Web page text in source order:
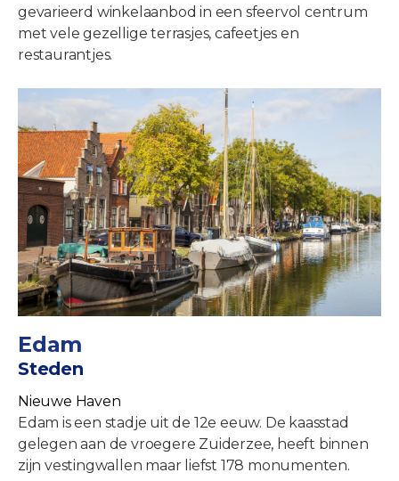
gevarieerd winkelaanbod in een sfeervol centrum
met vele gezellige terrasjes, cafeetjes en
restaurantjes.
Edam
Steden
Nieuwe Haven
Edam is een stadje uit de 12e eeuw. De kaasstad
gelegen aan de vroegere Zuiderzee, heeft binnen
zijn vestingwallen maar liefst 178 monumenten.